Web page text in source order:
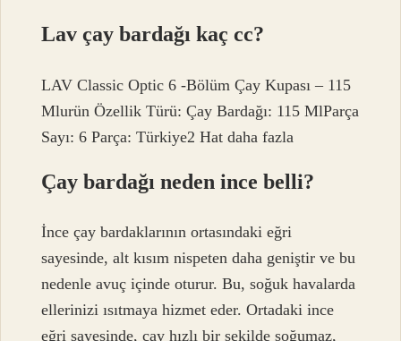
Lav çay bardağı kaç cc?
LAV Classic Optic 6 -Bölüm Çay Kupası – 115
Mlurün Özellik Türü: Çay Bardağı: 115 MlParça
Sayı: 6 Parça: Türkiye2 Hat daha fazla
Çay bardağı neden ince belli?
İnce çay bardaklarının ortasındaki eğri
sayesinde, alt kısım nispeten daha geniştir ve bu
nedenle avuç içinde oturur. Bu, soğuk havalarda
ellerinizi ısıtmaya hizmet eder. Ortadaki ince
eğri sayesinde, çay hızlı bir şekilde soğumaz,